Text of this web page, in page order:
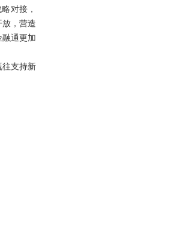
对接，
，营造
通更加
往支持新